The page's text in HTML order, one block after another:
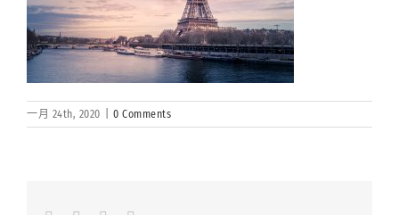
一月 24th, 2020 0 Comments